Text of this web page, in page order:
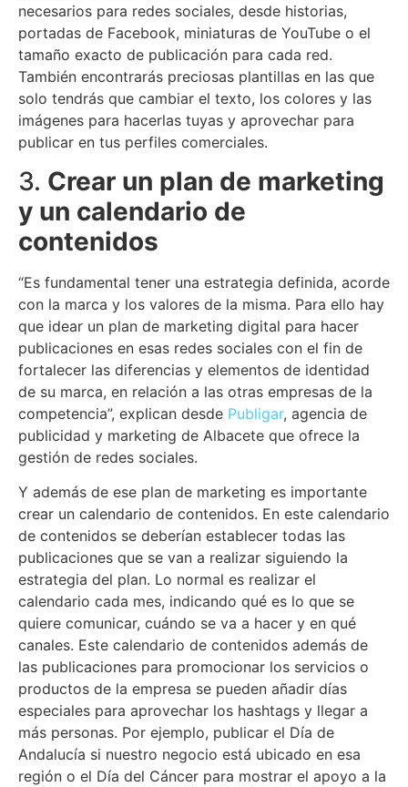
necesarios para redes sociales, desde historias,
portadas de Facebook, miniaturas de YouTube o el
tamaño exacto de publicación para cada red.
También encontrarás preciosas plantillas en las que
solo tendrás que cambiar el texto, los colores y las
imágenes para hacerlas tuyas y aprovechar para
publicar en tus perfiles comerciales.
3. Crear un plan de marketing
y un calendario de
contenidos
“Es fundamental tener una estrategia definida, acorde
con la marca y los valores de la misma. Para ello hay
que idear un plan de marketing digital para hacer
publicaciones en esas redes sociales con el fin de
fortalecer las diferencias y elementos de identidad
de su marca, en relación a las otras empresas de la
competencia”, explican desde Publigar, agencia de
publicidad y marketing de Albacete que ofrece la
gestión de redes sociales.
Y además de ese plan de marketing es importante
crear un calendario de contenidos. En este calendario
de contenidos se deberían establecer todas las
publicaciones que se van a realizar siguiendo la
estrategia del plan. Lo normal es realizar el
calendario cada mes, indicando qué es lo que se
quiere comunicar, cuándo se va a hacer y en qué
canales. Este calendario de contenidos además de
las publicaciones para promocionar los servicios o
productos de la empresa se pueden añadir días
especiales para aprovechar los hashtags y llegar a
más personas. Por ejemplo, publicar el Día de
Andalucía si nuestro negocio está ubicado en esa
región o el Día del Cáncer para mostrar el apoyo a la